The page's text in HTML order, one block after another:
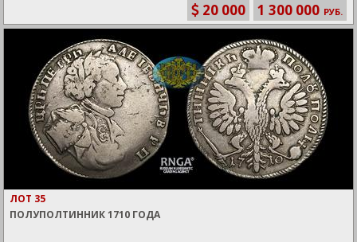
20 000 1 300 000 РУБ.
ЛОТ 35
ПОЛУПОЛТИННИК 1710 ГОДА